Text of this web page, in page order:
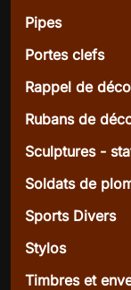
Pipes
Portes clefs
Rappel de
Rubans de
Sculptures -
Soldats de
Sports Divers
Stylos
Timbres et